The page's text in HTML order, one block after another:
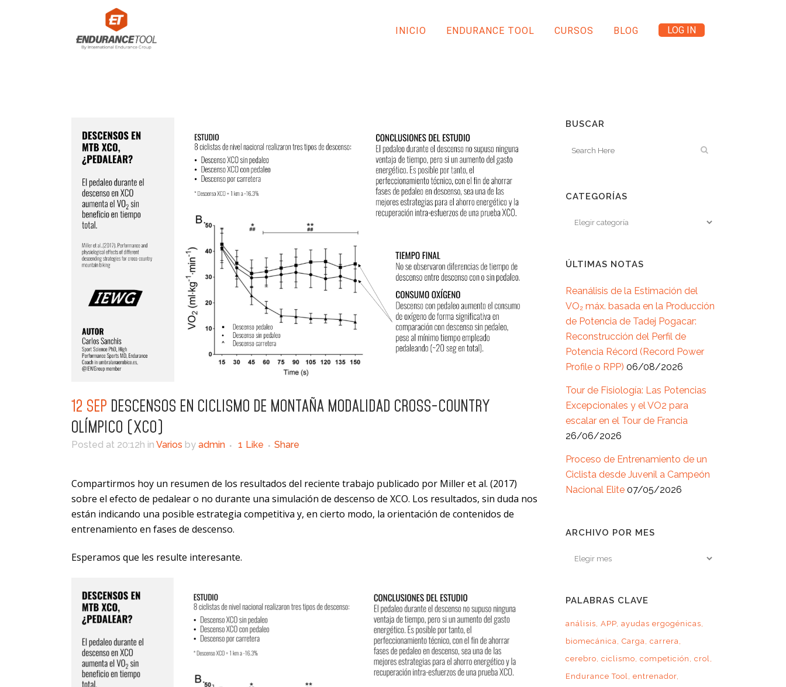
INICIO ENDURANCE TOOL CURSOS BLOG LOG IN
12 SEP DESCENSOS EN CICLISMO DE MONTAÑA MODALIDAD CROSS-COUNTRY
OLÍMPICO (XCO)
Posted at 20:12h in Varios by admin 1 Like Share
Compartirmos hoy un resumen de los resultados del reciente trabajo publicado por Miller et al. (2017)
sobre el efecto de pedalear o no durante una simulación de descenso de XCO. Los resultados, sin duda nos
están indicando una posible estrategia competitiva y, en cierto modo, la orientación de contenidos de
entrenamiento en fases de descenso.
Esperamos que les resulte interesante.
BUSCAR
CATEGORÍAS
ÚLTIMAS NOTAS
Reanálisis de la Estimación del
VO₂ máx. basada en la Producción
de Potencia de Tadej Pogacar:
Reconstrucción del Perfil de
Potencia Récord (Record Power
Profile o RPP) 06/08/2026
Tour de Fisiología: Las Potencias
Excepcionales y el VO2 para
escalar en el Tour de Francia
26/06/2026
Proceso de Entrenamiento de un
Ciclista desde Juvenil a Campeón
Nacional Elite 07/05/2026
ARCHIVO POR MES
Archivo
PALABRAS CLAVE
análisis APP ayudas ergogénicas
biomecánica Carga carrera
cerebro ciclismo competición
crol
Endurance Tool entrenador